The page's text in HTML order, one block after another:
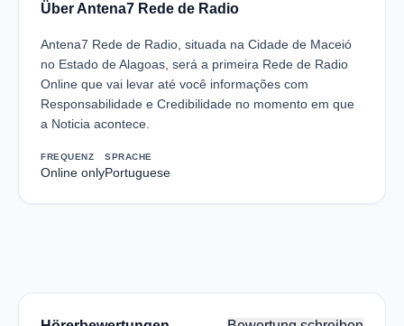
Über Antena7 Rede de Radio
Antena7 Rede de Radio, situada na Cidade de Maceió
no Estado de Alagoas, será a primeira Rede de Radio
Online que vai levar até você informações com
Responsabilidade e Credibilidade no momento em que
a Noticia acontece.
FREQUENZ
Online only
SPRACHE
Portuguese